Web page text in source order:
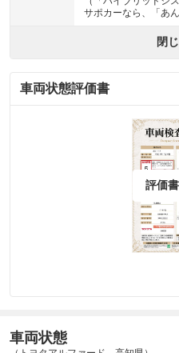
サポカーなら、「あ
閉
車両状態評価書
評価
車両状態